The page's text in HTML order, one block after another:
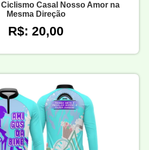
Casal Nosso Amor na
Mesma Direção
R$: 20,00